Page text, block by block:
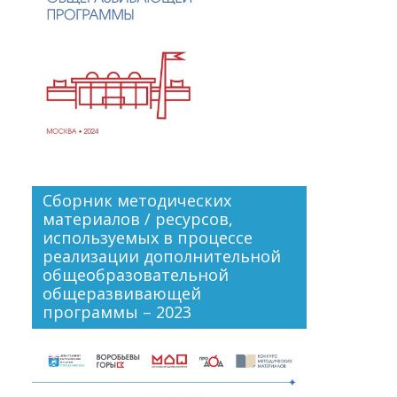
Сборник методических
материалов / ресурсов,
используемых в процессе
реализации дополнительной
общеобразовательной
общеразвивающей
программы – 2023